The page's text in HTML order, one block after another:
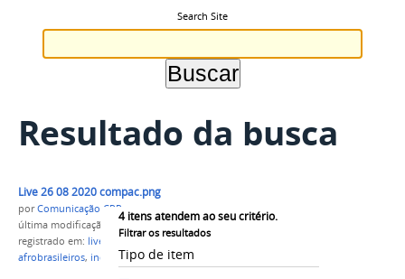
Search Site
Resultado da busca
4itens atendem ao seu critério.
Filtrar os resultados
Tipo de item
Live 26 08 2020 compac.png
porComunicação CPR
última modificação
em 11/09/2020 17h14
registrado em: live pandemia, Neabi,
afrobrasileiros, indígenas,Campus Parintins